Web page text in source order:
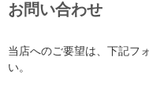
お問い合わせ
当店へのご要望は、下記フ
い。